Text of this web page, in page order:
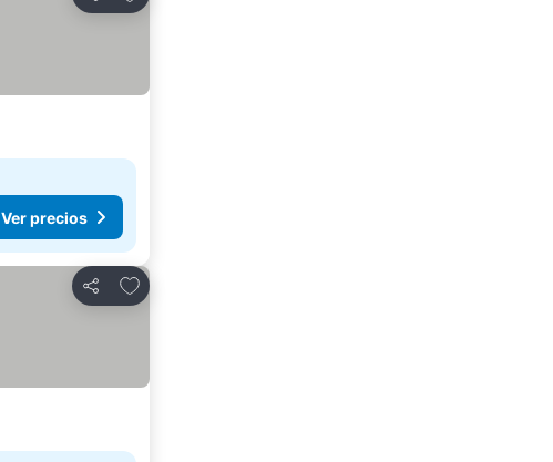
Ver precios
Compartir
Agregar a favoritos